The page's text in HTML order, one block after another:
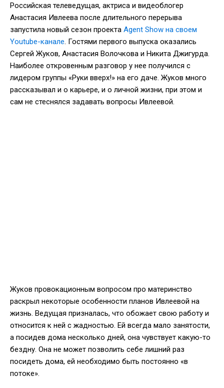
Российская телеведущая, актриса и видеоблогер
Анастасия Ивлеева после длительного перерыва
запустила новый сезон проекта Agent Show на своем
Youtube-канале. Гостями первого выпуска оказались
Сергей Жуков, Анастасия Волочкова и Никита Джигурда.
Наиболее откровенным разговор у нее получился с
лидером группы «Руки вверх!» на его даче. Жуков много
рассказывал и о карьере, и о личной жизни, при этом и
сам не стеснялся задавать вопросы Ивлеевой.
Жуков провокационным вопросом про материнство
раскрыл некоторые особенности планов Ивлеевой на
жизнь. Ведущая призналась, что обожает свою работу и
относится к ней с жадностью. Ей всегда мало занятости,
а посидев дома несколько дней, она чувствует какую-то
бездну. Она не может позволить себе лишний раз
посидеть дома, ей необходимо быть постоянно «в
потоке».